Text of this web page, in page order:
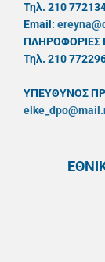
Τηλ. 210
Email:
ΠΛΗΡΟΦΟΡΙΕΣ
Τηλ. 210
ΥΠΕΥΘYΝΟΣ